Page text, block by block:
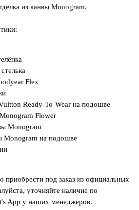
из канвы Monogram.
Flex
Ready-To-Wear на подошве
Flower
Monogram
Monogram на подошве
приобрести под заказ из официальных
уточняйте наличие по
App у наших менеджеров.